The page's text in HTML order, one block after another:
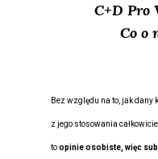
C+D Pro
Co o
Bez względu na to, jak dany
z jego stosowania
toopinie osobiste, więc